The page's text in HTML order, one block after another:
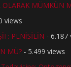
OLARAK MÜMKÜN
views
PENİSİLİN - 6.187
MÜ? - 5.499 views